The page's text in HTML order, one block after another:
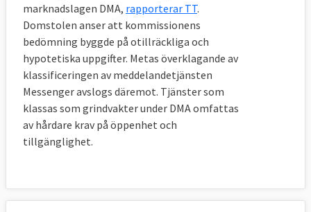
marknadslagen DMA, rapporterar TT.
Domstolen anser att kommissionens
bedömning byggde på otillräckliga och
hypotetiska uppgifter. Metas överklagande av
klassificeringen av meddelandetjänsten
Messenger avslogs däremot. Tjänster som
klassas som grindvakter under DMA omfattas
av hårdare krav på öppenhet och
tillgänglighet.